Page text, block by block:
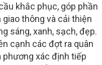
khắc phục, góp phần
thông và cải thiện
sáng, xanh, sạch, đẹp.
cạnh các đợt ra quân
phương xác định tiếp